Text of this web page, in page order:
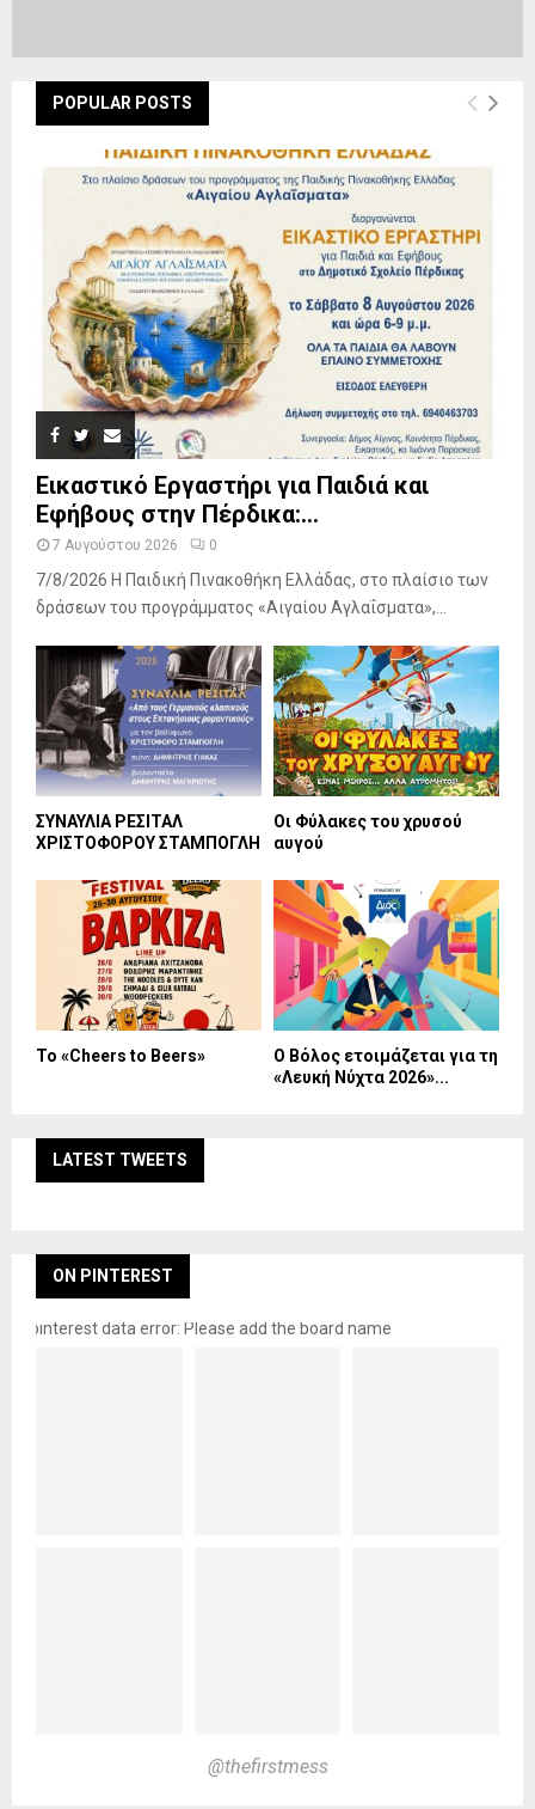
POPULAR POSTS
Εικαστικό Εργαστήρι για Παιδιά και
Εφήβους στην Πέρδικα:...
7 Αυγούστου 2026 0
7/8/2026 Η Παιδική Πινακοθήκη Ελλάδας, στο πλαίσιο των
δράσεων του προγράμματος «Αιγαίου Αγλαΐσματα»,...
ΣΥΝΑΥΛΙΑ ΡΕΣΙΤΑΛ
ΧΡΙΣΤΟΦΟΡΟΥ ΣΤΑΜΠΟΓΛΗ
Οι Φύλακες του χρυσού
αυγού
Το «Cheers to Beers»
Ο Βόλος ετοιμάζεται για τη
«Λευκή Νύχτα 2026»...
LATEST TWEETS
ON PINTEREST
pinterest data error: Please add the board name
@thefirstmess